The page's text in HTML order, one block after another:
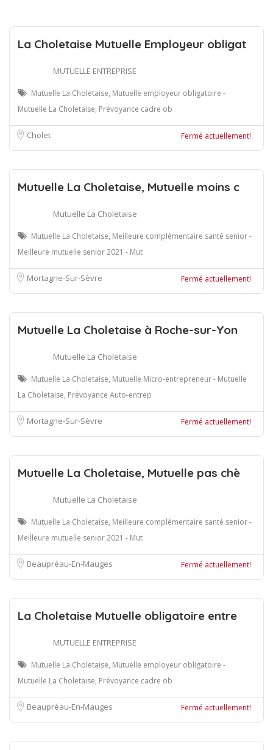
La Choletaise Mutuelle Employeur obligat
MUTUELLE ENTREPRISE
Mutuelle La Choletaise, Mutuelle employeur obligatoire -
Mutuelle La Choletaise, Prévoyance cadre ob
Cholet Fermé actuellement!
Mutuelle La Choletaise, Mutuelle moins c
Mutuelle La Choletaise
Mutuelle La Choletaise, Meilleure complémentaire santé senior -
Meilleure mutuelle senior 2021 - Mut
Mortagne-Sur-Sèvre Fermé actuellement!
Mutuelle La Choletaise à Roche-sur-Yon
Mutuelle La Choletaise
Mutuelle La Choletaise, Mutuelle Micro-entrepreneur - Mutuelle
La Choletaise, Prévoyance Auto-entrep
Mortagne-Sur-Sèvre Fermé actuellement!
Mutuelle La Choletaise, Mutuelle pas chè
Mutuelle La Choletaise
Mutuelle La Choletaise, Meilleure complémentaire santé senior -
Meilleure mutuelle senior 2021 - Mut
Beaupréau-En-Mauges Fermé actuellement!
La Choletaise Mutuelle obligatoire entre
MUTUELLE ENTREPRISE
Mutuelle La Choletaise, Mutuelle employeur obligatoire -
Mutuelle La Choletaise, Prévoyance cadre ob
Beaupréau-En-Mauges Fermé actuellement!